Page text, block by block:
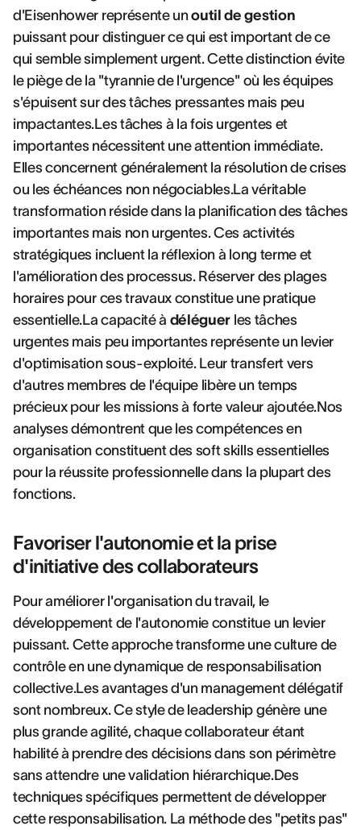
d'Eisenhower représente unoutil de gestion
puissant pour distinguer ce qui est important de ce
qui semble simplement urgent. Cette distinction évite
le piège de la "tyrannie de l'urgence" où les équipes
s'épuisent sur des tâches pressantes mais peu
impactantes.Les tâches à la fois urgentes et
importantes nécessitent une attention immédiate.
Elles concernent généralement la résolution de crises
ou les échéances non négociables.La véritable
transformation réside dans la planification des tâches
importantes mais non urgentes. Ces activités
stratégiques incluent la réflexion à long terme et
l'amélioration des processus. Réserver des plages
horaires pour ces travaux constitue une pratique
essentielle.La capacité à déléguer les tâches
urgentes mais peu importantes représente un levier
d'optimisation sous-exploité. Leur transfert vers
d'autres membres de l'équipe libère un temps
précieux pour les missions à forte valeur ajoutée.Nos
analyses démontrent que les compétences en
organisation constituent des soft skills essentielles
pour la réussite professionnelle dans la plupart des
fonctions.
Favoriser l'autonomie et la prise
d'initiative des collaborateurs
Pour améliorer l'organisation du travail, le
développement de l'autonomie constitue un levier
puissant. Cette approche transforme une culture de
contrôle en une dynamique de responsabilisation
collective.Les avantages d'un management délégatif
sont nombreux. Ce style de leadership génère une
plus grande agilité, chaque collaborateur étant
habilité à prendre des décisions dans son périmètre
sans attendre une validation hiérarchique.Des
techniques spécifiques permettent de développer
cette responsabilisation. La méthode des "petits pas"